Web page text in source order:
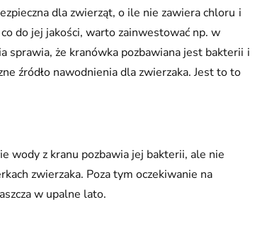
dla zwierząt, o ile nie zawiera chloru i
do jej jakości, warto zainwestować np. w
że kranówka pozbawiana jest bakterii i
źródło nawodnienia dla zwierzaka. Jest to to
wody z kranu pozbawia jej bakterii, ale nie
zwierzaka. Poza tym oczekiwanie na
w upalne lato.